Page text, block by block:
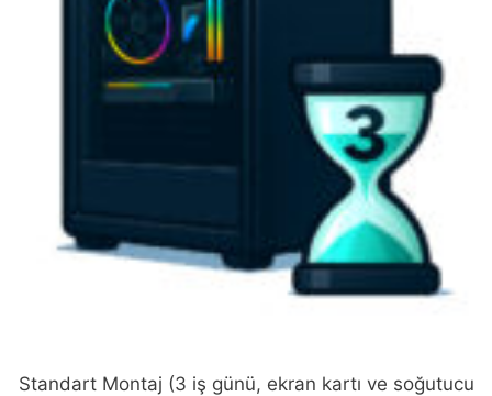
Standart Montaj (3 iş günü, ekran kartı ve soğutucu